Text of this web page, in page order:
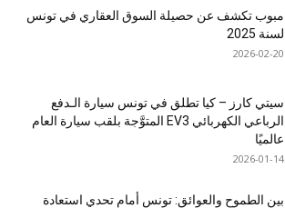
مبوب تكشف عن حصيلة السوق العقاري في تونس
لسنة 2025
2026-02-20
سيتي كارز – كيا تطلق في تونس سيارة الـدفع
الرباعي الكهربائي EV3 المتوَّجة بلقب سيارة العام
عالميًا
2026-01-14
بين الطموح والعوائق: تونس أمام تحدي استعادة